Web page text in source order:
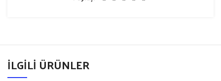
İLGILI ÜRÜNLER